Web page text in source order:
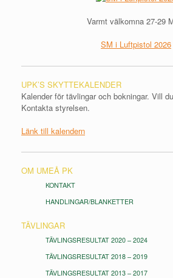
Varmt välkomna 27-29
SM i Luftpistol 2026
UPK’S SKYTTEKALENDER
Kalender för tävlingar och bokningar. Vill
Kontakta styrelsen.
Länk till kalendern
OM UMEÅ PK
KONTAKT
HANDLINGAR/BLANKETTER
TÄVLINGAR
TÄVLINGSRESULTAT 2020 – 2024
TÄVLINGSRESULTAT 2018 – 2019
TÄVLINGSRESULTAT 2013 – 2017